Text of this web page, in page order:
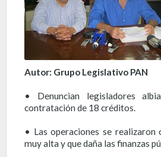
Autor: Grupo Legislativo PAN
• Denuncian legisladores
contratación de 18 créditos.
• Las operaciones se realizaron
muy alta y que daña las finanzas